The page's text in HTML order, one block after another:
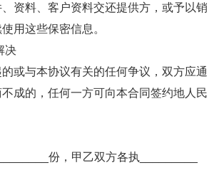
资料、客户资料交还提供方，或予以销
用这些保密信息。
决
或与本协议有关的任何争议，双方应通
成的，任何一方可向本合同签约地人民
份，甲乙双方各执_________